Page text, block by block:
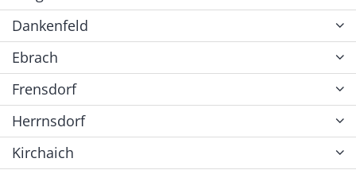
Dankenfeld
Ebrach
Frensdorf
Herrnsdorf
Kirchaich